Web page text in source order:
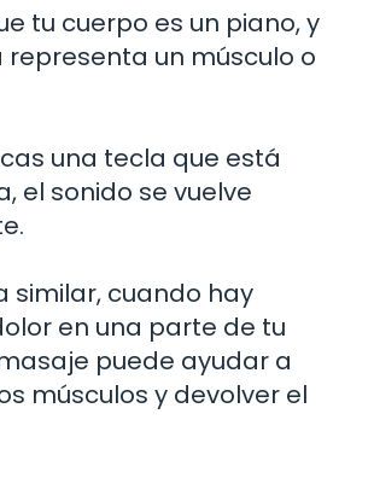
tu cuerpo es un piano, y
un músculo o
una tecla que está
el sonido se vuelve
similar, cuando hay
en una parte de tu
puede ayudar a
músculos y devolver el